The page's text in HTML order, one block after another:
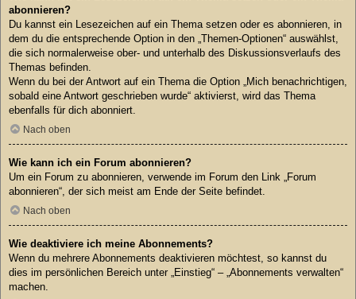
abonnieren?
Du kannst ein Lesezeichen auf ein Thema setzen oder es abonnieren, in
dem du die entsprechende Option in den „Themen-Optionen“ auswählst,
die sich normalerweise ober- und unterhalb des Diskussionsverlaufs des
Themas befinden.
Wenn du bei der Antwort auf ein Thema die Option „Mich benachrichtigen,
sobald eine Antwort geschrieben wurde“ aktivierst, wird das Thema
ebenfalls für dich abonniert.
Nach oben
Wie kann ich ein Forum abonnieren?
Um ein Forum zu abonnieren, verwende im Forum den Link „Forum
abonnieren“, der sich meist am Ende der Seite befindet.
Nach oben
Wie deaktiviere ich meine Abonnements?
Wenn du mehrere Abonnements deaktivieren möchtest, so kannst du
dies im persönlichen Bereich unter „Einstieg“ – „Abonnements verwalten“
machen.